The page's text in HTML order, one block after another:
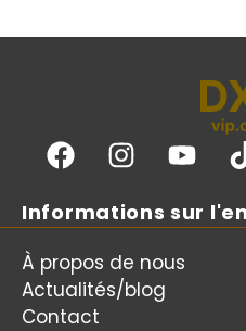
Informations sur
À propos de nous
Actualités/blog
Contact